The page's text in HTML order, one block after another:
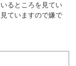
るところを見てい
ていますので嫌で